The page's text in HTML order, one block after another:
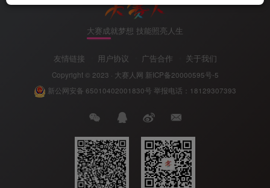
大赛成就梦想 技能照亮人生
友情链接 用户协议 广告合作 关于我们
Copyright © 2023 · 大赛人网 新ICP备20000595号-5
新公网安备 65010402001830号 举报电话：18129307393